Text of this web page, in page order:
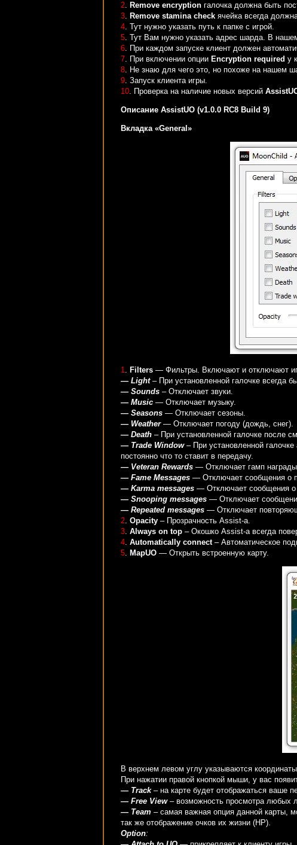
2. Remove encryption галочка должна быть
3. Remove stamina check ячейка всегда
4. Тут нужно указать путь к папке с игрой.
5. Тут Вам нужно указать адрес шарда. В
6. При каждом запуске клиент должен
7. При включении опции Encryption required у
8. Не знаю для чего это, но похоже на нашем
9. Запуск клиента игры.
10. Проверка на наличие новых версий
Описание AssistUO (v1.0.0 RC8 Build 9)
Вкладка «General»
1. Filters — Фильтры. Включают и отключают
— Light– При установленной галочке всегда
— Sounds – Отключает звуки.
— Music — Отключает музыку.
— Seasons — Отключает сезоны.
— Weather— Отключает погоду (дождь, снег).
— Death – При установленной галочке после
— Trade Window– При установленной галочке
постоянно что то ставит в передачу.
— Veteran Rewards — Отключает гамп
— Fame Messages — Отключает сообщения о
— Karma messages — Отключает сообщения о
— Snooping messages — Отключает
— Repeated messages — Отключает
2. Opacity – Прозрачность Assist-а.
3. Always on top – Окошко Assist-а всегда
4. Automatically connect– Автоматическое
5. MapUO — Открыть встроенную карту.
В верхнем левом углу указываются
При нажатии правой кнопкой мыши, у вас
— Track– на карте будет отображаться ваше
— Free View– возможность просмотра любых
— Team – самая важная опция данной карты,
так же отображение очков их жизни (HP).
Option: